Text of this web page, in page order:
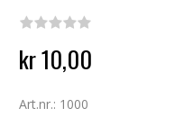
kr 10,00
Art.nr.: 1000